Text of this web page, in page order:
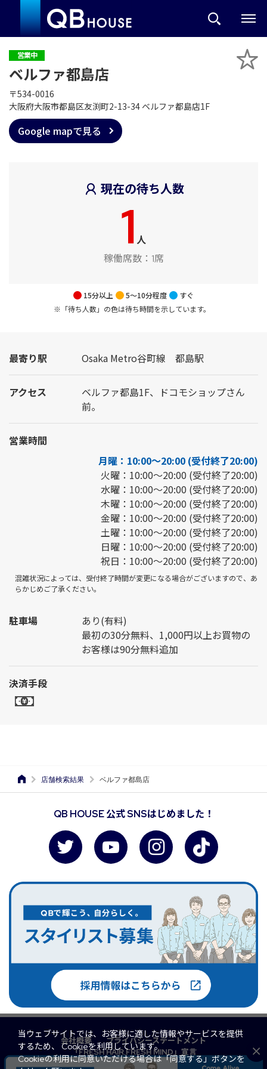
店舗検索結果 ベルファ都島店
営業中
ベルファ都島店
〒534-0016
大阪府大阪市都島区友渕町2-13-34 ベルファ都島店1F
Google mapで見る
現在の待ち人数
1 人
稼働席数： 1席
15分以上 5～10分程度
すぐ
※「待ち人数」の色は待ち時間を示しています。
最寄り駅 Osaka Metro谷町線 都島駅
アクセス
ベルファ都島1F、ドコモショップさん
前。
営業時間
月曜：10:00～20:00 (受付終了20:00)
火曜：10:00～20:00 (受付終了20:00)
水曜：10:00～20:00 (受付終了20:00)
木曜：10:00～20:00 (受付終了20:00)
金曜：10:00～20:00 (受付終了20:00)
土曜：10:00～20:00 (受付終了20:00)
日曜：10:00～20:00 (受付終了20:00)
祝日：10:00～20:00 (受付終了20:00)
混雑状況によっては、受付終了時間が変更になる場合がございますので、あ
らかじめご了承ください。
駐車場
あり(有料)
最初の30分無料、1,000円以上お買物の
お客様は90分無料追加
決済手段
QB HOUSE 公式 SNSはじめました！
会社概要
プライバシーステートメント
「FRESH HAIR,FRESH MIND」宣言
マルチステークホルダー方針
QB PREMIUM
当ウェブサイトでは、お客様に適した情報やサービスを提供
するため、 Cookieを利用しています。
Cookieの利用に同意いただける場合は「同意する」ボタンを